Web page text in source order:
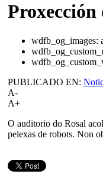
wdfb_og_images:
PUBLICADO EN:
A-
A+
O auditorio do Rosal
pelexas de robots. Non